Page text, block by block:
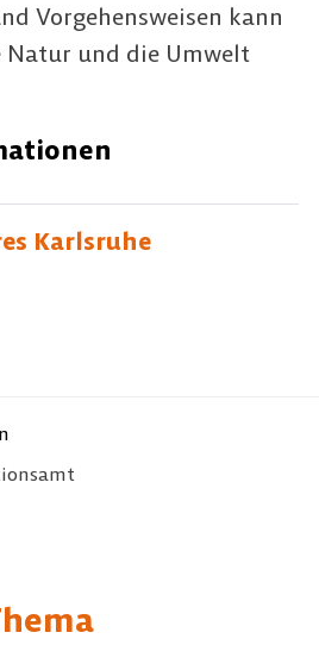
Vorgehensweisen kann
Natur und die Umwelt
Karlsruhe